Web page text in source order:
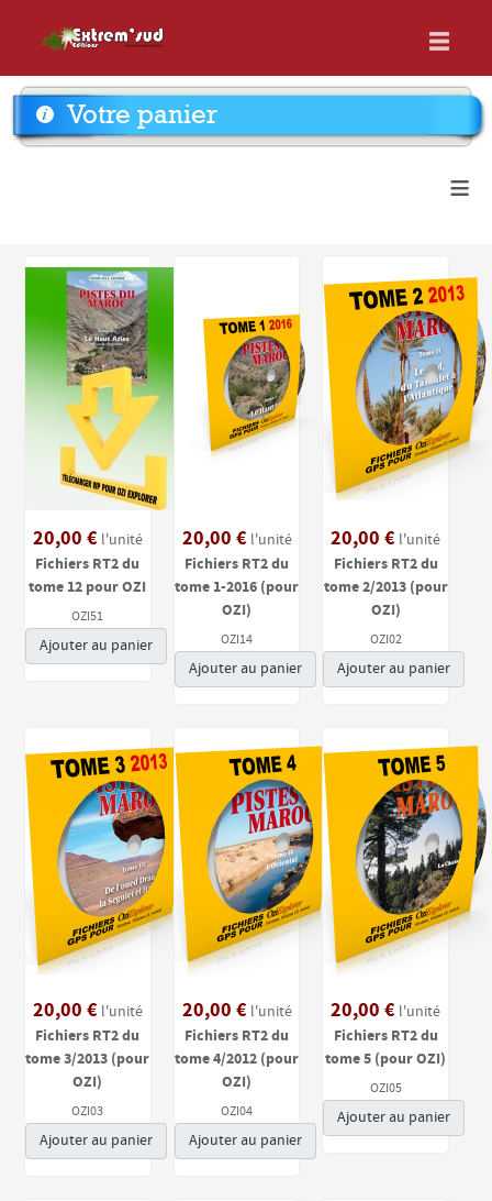
Votre panier
≡
20,00 € l'unité
Fichiers RT2 du
tome 12 pour OZI
OZI51
Ajouter au panier
20,00 € l'unité
Fichiers RT2 du
tome 1-2016 (pour
OZI)
OZI14
Ajouter au panier
20,00 € l'unité
Fichiers RT2 du
tome 2/2013 (pour
OZI)
OZI02
Ajouter au panier
20,00 € l'unité
Fichiers RT2 du
tome 3/2013 (pour
OZI)
OZI03
Ajouter au panier
20,00 € l'unité
Fichiers RT2 du
tome 4/2012 (pour
OZI)
OZI04
Ajouter au panier
20,00 € l'unité
Fichiers RT2 du
tome 5 (pour OZI)
OZI05
Ajouter au panier